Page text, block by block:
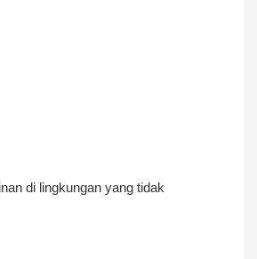
di lingkungan yang tidak